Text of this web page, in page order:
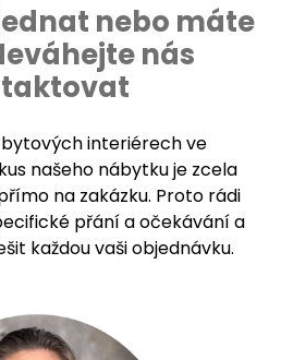
nebo máte
nás
interiérech ve
našeho nábytku je zcela
na zakázku. Proto rádi
přání a očekávání a
každou vaši objednávku.